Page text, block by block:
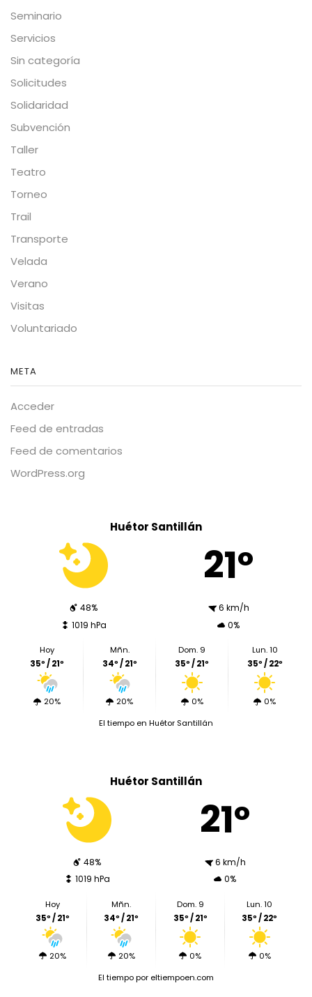
Seminario
Servicios
Sin categoría
Solicitudes
Solidaridad
Subvención
Taller
Teatro
Torneo
Trail
Transporte
Velada
Verano
Visitas
Voluntariado
META
Acceder
Feed de entradas
Feed de comentarios
WordPress.org
Huétor Santillán
21º
48%
6 km/h
1019 hPa
0%
Hoy
35º / 21º
20%
Mñn.
34º / 21º
20%
Dom. 9
35º / 21º
0%
Lun. 10
35º / 22º
0%
El tiempo en Huétor Santillán
Huétor Santillán
21º
48%
6 km/h
1019 hPa
0%
Hoy
35º / 21º
20%
Mñn.
34º / 21º
20%
Dom. 9
35º / 21º
0%
Lun. 10
35º / 22º
0%
El tiempopor eltiempoen.com